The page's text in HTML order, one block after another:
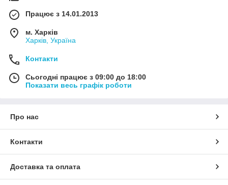
Працює з 14.01.2013
м. Харків
Харків, Україна
Контакти
Сьогодні працює з 09:00 до 18:00
Показати весь графік роботи
Про нас
Контакти
Доставка та оплата